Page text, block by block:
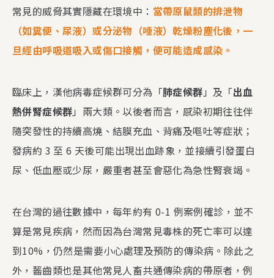
常見的威脅其實隱藏在環境中： 當帶原鼠類的排泄物
（如糞便、尿液）或分泌物（唾液）乾燥粉塵化後，一
旦經由呼吸道吸入或傷口接觸，便可能造成感染。
臨床上，漢他病毒症候群可分為「肺症候群 」及「出血
熱併腎症候群」兩大類。以後者而言，感染初期往往伴
隨突發性的持續高燒、結膜充血、背痛及嘔吐等症狀；
發病約 3 至 6 天後可能出現出血跡象，並接續引發蛋白
尿、低血壓或少尿，嚴重者甚至會惡化為急性腎衰竭。
在台灣的過往數據中，每年約有 0-1 例案例確診，並不
算是常見疾病，然而因為台灣常見毒株的死亡率可以達
到10%，仍然是需要小心處理及預防的傳染病。除此之
外，齧齒類也是其他常見人畜共通傳染病的帶原者，例